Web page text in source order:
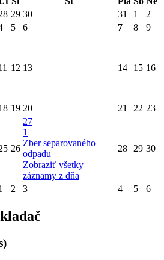
29 30 31 1
2
5 6 7 8
9
12 13 14 15 16
19 20 21 22 23
26
27
1
Zber separovaného
odpadu
Zobraziť všetky
záznamy z dňa
28 29 30
2 3 4 5 6